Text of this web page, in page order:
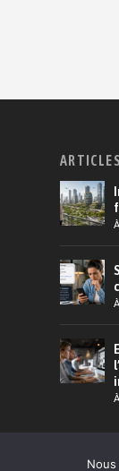
© 2026